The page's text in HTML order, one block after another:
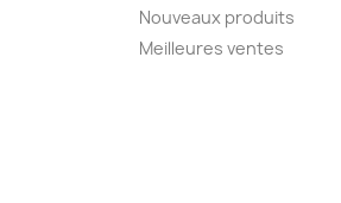
Nouveaux produits
Meilleures ventes